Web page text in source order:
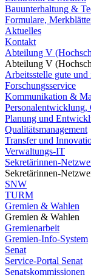
Bauunterhaltung &
Formulare,
Aktuelles
Kontakt
Abteilung V
Abteilung V
Arbeitsstelle gute
Forschungsservice
Kommunikation &
Planung und
Qualitätsmanagement
Transfer und
Verwaltungs-IT
Sekretärinnen-
Sekretärinnen-
SNW
TURM
Gremien & Wahlen
Gremien & Wahlen
Gremienarbeit
Gremien-Info-System
Senat
Service-Portal Senat
Senatskommissionen